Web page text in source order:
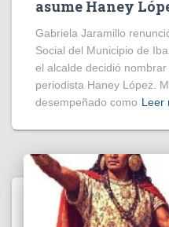
asume Haney
Gabriela Jaramillo
Social del Municipio de
el alcalde decidió
periodista Haney López.
desempeñado como Leer